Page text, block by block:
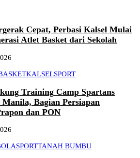
Cepat, Perbasi Kalsel Mulai
Atlet Basket dari Sekolah
KALSELSPORT
Training Camp Spartans
Bagian Persiapan
dan PON
SPORTTANAH BUMBU